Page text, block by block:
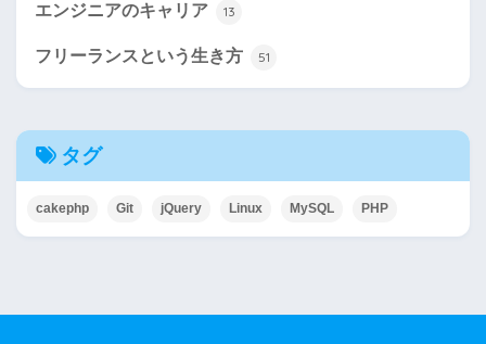
エンジニアのキャリア 13
フリーランスという生き方 51
タグ
cakephp Git jQuery Linux MySQL PHP